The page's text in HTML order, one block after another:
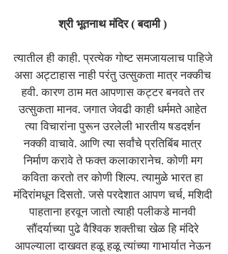
श्री भूतनाथ मंदिर ( बदामी )
त्यातील ही काही. प्रत्येक गोष्ट समजायलाच पाहिजे
असा अट्टाहास नाही परंतु उत्सुकता मात्र नक्कीच
हवी. कारण ठाम मत आपणास कट्टर बनवते तर
उत्सुकता मानव. जगात जेवढी काही धर्ममते आहेत
त्या विचारांना पुरून उरलेली भारतीय षडदर्शन
नक्की वाचावे. आणि त्या सर्वांचे प्रतिबिंब मात्र
निर्माण करावे ते फक्त कलाकारानेच. कोणी मग
कविता करतो तर कोणी शिल्प. त्यामुळे भारत हा
मंदिरांमधून दिसतो. जसे परदेशात आपण चर्च, मशिदी
पाहताना हरवून जातो त्याही पलीकडे मानवी
सौंदर्याच्या पुढे वैश्विक शक्तीचा खेळ हि मंदिरे
आपल्याला दाखवत हळू हळू त्यांच्या गाभार्यात नेऊन